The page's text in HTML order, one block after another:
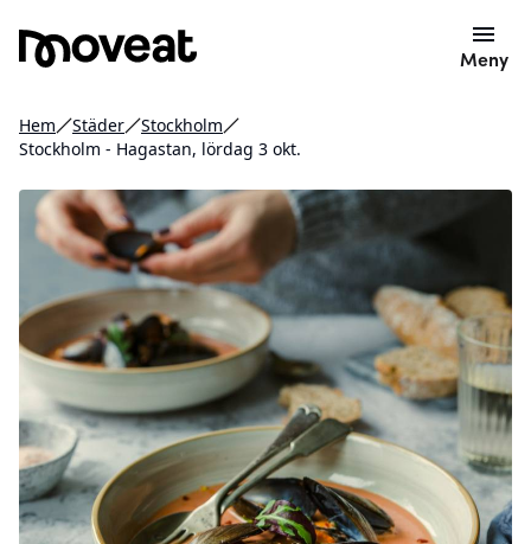
Meny
Hem Städer
Stockholm
Stockholm - Hagastan, lördag 3 okt.